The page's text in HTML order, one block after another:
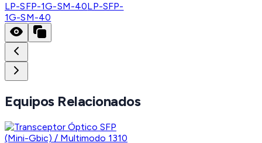
LP-SFP-1G-SM-40LP-SFP-
1G-SM-40
Equipos Relacionados